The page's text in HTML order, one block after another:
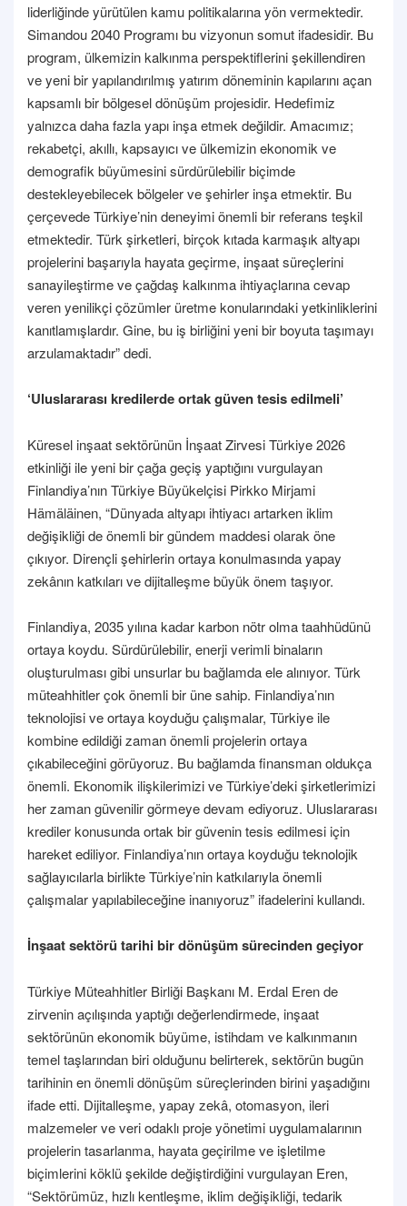
liderliğinde yürütülen kamu politikalarına yön vermektedir.
Simandou 2040 Programı bu vizyonun somut ifadesidir. Bu
program, ülkemizin kalkınma perspektiflerini şekillendiren
ve yeni bir yapılandırılmış yatırım döneminin kapılarını açan
kapsamlı bir bölgesel dönüşüm projesidir. Hedefimiz
yalnızca daha fazla yapı inşa etmek değildir. Amacımız;
rekabetçi, akıllı, kapsayıcı ve ülkemizin ekonomik ve
demografik büyümesini sürdürülebilir biçimde
destekleyebilecek bölgeler ve şehirler inşa etmektir. Bu
çerçevede Türkiye’nin deneyimi önemli bir referans teşkil
etmektedir. Türk şirketleri, birçok kıtada karmaşık altyapı
projelerini başarıyla hayata geçirme, inşaat süreçlerini
sanayileştirme ve çağdaş kalkınma ihtiyaçlarına cevap
veren yenilikçi çözümler üretme konularındaki yetkinliklerini
kanıtlamışlardır. Gine, bu iş birliğini yeni bir boyuta taşımayı
arzulamaktadır” dedi.
‘Uluslararası kredilerde ortak güven tesis edilmeli’
Küresel inşaat sektörünün İnşaat Zirvesi Türkiye 2026
etkinliği ile yeni bir çağa geçiş yaptığını vurgulayan
Finlandiya’nın Türkiye Büyükelçisi Pirkko Mirjami
Hämäläinen, “Dünyada altyapı ihtiyacı artarken iklim
değişikliği de önemli bir gündem maddesi olarak öne
çıkıyor. Dirençli şehirlerin ortaya konulmasında yapay
zekânın katkıları ve dijitalleşme büyük önem taşıyor.
Finlandiya, 2035 yılına kadar karbon nötr olma taahhüdünü
ortaya koydu. Sürdürülebilir, enerji verimli binaların
oluşturulması gibi unsurlar bu bağlamda ele alınıyor. Türk
müteahhitler çok önemli bir üne sahip. Finlandiya’nın
teknolojisi ve ortaya koyduğu çalışmalar, Türkiye ile
kombine edildiği zaman önemli projelerin ortaya
çıkabileceğini görüyoruz. Bu bağlamda finansman oldukça
önemli. Ekonomik ilişkilerimizi ve Türkiye’deki şirketlerimizi
her zaman güvenilir görmeye devam ediyoruz. Uluslararası
krediler konusunda ortak bir güvenin tesis edilmesi için
hareket ediliyor. Finlandiya’nın ortaya koyduğu teknolojik
sağlayıcılarla birlikte Türkiye’nin katkılarıyla önemli
çalışmalar yapılabileceğine inanıyoruz” ifadelerini kullandı.
İnşaat sektörü tarihi bir dönüşüm sürecinden geçiyor
Türkiye Müteahhitler Birliği Başkanı M. Erdal Eren de
zirvenin açılışında yaptığı değerlendirmede, inşaat
sektörünün ekonomik büyüme, istihdam ve kalkınmanın
temel taşlarından biri olduğunu belirterek, sektörün bugün
tarihinin en önemli dönüşüm süreçlerinden birini yaşadığını
ifade etti. Dijitalleşme, yapay zekâ, otomasyon, ileri
malzemeler ve veri odaklı proje yönetimi uygulamalarının
projelerin tasarlanma, hayata geçirilme ve işletilme
biçimlerini köklü şekilde değiştirdiğini vurgulayan Eren,
“Sektörümüz, hızlı kentleşme, iklim değişikliği, tedarik